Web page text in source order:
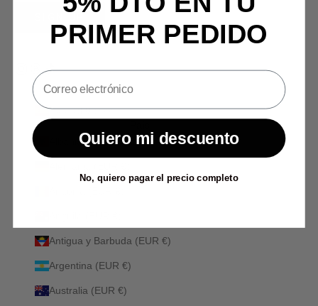
España (EUR €)
Albania (ALL L)
Antigua y Barbuda (EUR €)
Argentina (EUR €)
Australia (EUR €)
PRIMER PEDIDO
Quiero mi descuento
No, quiero pagar el precio completo